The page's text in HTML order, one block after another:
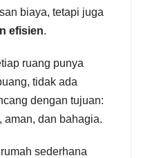
biaya, tetapi juga
efisien.
ruang punya
tidak ada
dengan tujuan:
aman, dan bahagia.
sederhana